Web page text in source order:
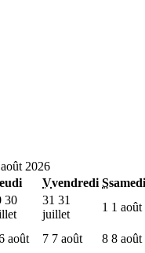
août 2026
Vvendredi Ssamedi
30
31 31
juillet
1 1 août
août 7 7 août 8 8 août